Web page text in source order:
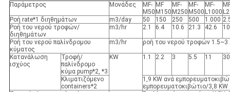
Παράμετρος Μονάδες
MF-
M50
MF
M150
MF-
M250
MF-
M500
MF-
L1000
Ροή rate*1 διηθημάτων
m3/day 50 150 250 500 1.000
Ροή του νερού τροφών/
διηθημάτων
m3/hr 2.1 6.4 10.6 21.3 42.6
Ροή του νερού παλίνδρομου
κύματος
m3/hr ροή του νερού τροφών 1.5~3
Κατανάλωση
ισχύος
Τροφή/
παλίνδρομο
κύμα pump*2, *3
KW 1.1 2.2 3 5.5 11 30
Κλιματιζόμενο
containers*2
1,9 KW ανά
εμπορευματοκιβώτιο/3,8 KW